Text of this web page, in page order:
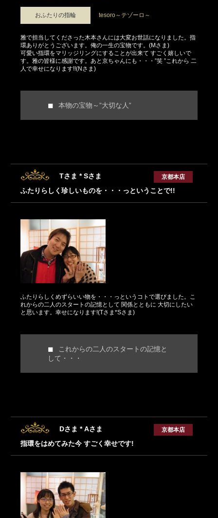
おふたりの指輪 tesoro～テゾーロ～
雅で担当してくださった木本さんには大変お世話になりました。指
環ありがとうございます。俺の一生の宝物です。(Mさま)
可愛い指環をマリッジリングにすることが出来て すごく嬉しいで
す。雅の皆様に感謝です。あと京ちゃんにも・・・”笑 ”これから 二
人で幸せになります!!(Nさま)
本物の宝物～”大切な人”
Tさま * Sさま
ふたりらしく珍しいものを・・・っということで!!
京都本店
ふたりらしくめずらいい物を・・・っというコトで選びました。こ
れからの二人のスタートの記憶として 関係とともに 大切にしたい
と思います。幸せになります!(Tさま*Sさま)
これからの二人のスタートの記憶と
して・・・
Dさま * Aさま
指環をはめてみた今 すごく幸せです!
京都本店